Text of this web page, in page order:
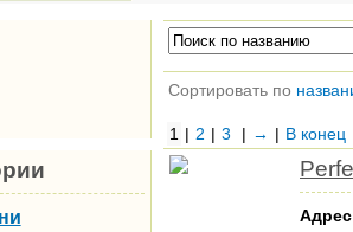
Сортировать по
1 | 2 | 3 | → | В конец